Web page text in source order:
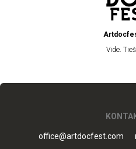
Vide.
office@artdocfest.com